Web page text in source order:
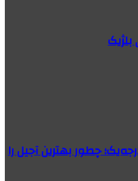
چطور بهترین آجیل را